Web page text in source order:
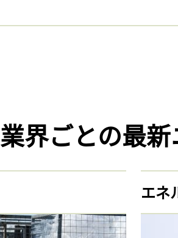
業界ごとの最
エネ